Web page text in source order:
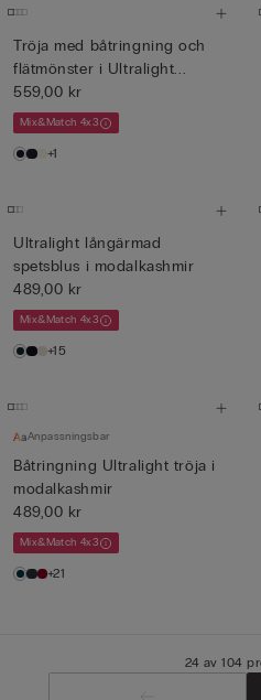
Tröja med båtringning och
flätmönster i Ultralight...
559,00 kr
Mix&Match 4x3
+1
Ultralight långärmad
spetsblus i modalkashmir
489,00 kr
Mix&Match 4x3
+15
Anpassningsbar
Båtringning Ultralight tröja i
modalkashmir
489,00 kr
Mix&Match 4x3
+21
24 av 104